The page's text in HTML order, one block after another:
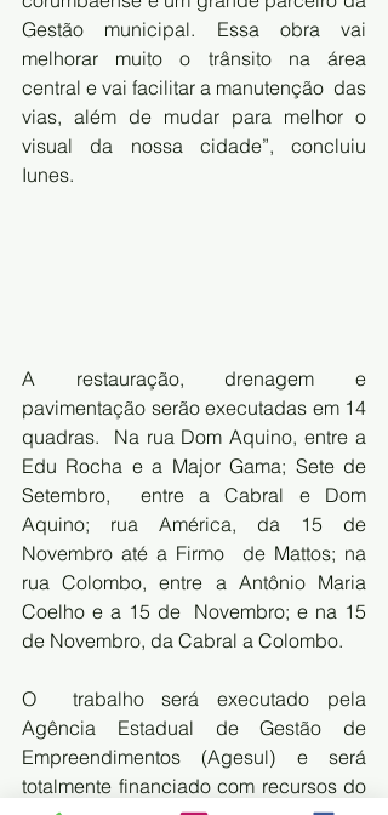
Gestão municipal. Essa obra vai
melhorar muito o trânsito na área
central e vai facilitar a manutenção  das
vias, além de mudar para melhor o
visual da nossa cidade”, concluiu
Iunes.
A restauração, drenagem e
pavimentação serão executadas em 14
quadras.  Na rua Dom Aquino, entre a
Edu Rocha e a Major Gama; Sete de
Setembro,  entre a Cabral e Dom
Aquino; rua América, da 15 de
Novembro até a Firmo  de Mattos; na
rua Colombo, entre a Antônio Maria
Coelho e a 15 de  Novembro; e na 15
de Novembro, da Cabral a Colombo.
O  trabalho será executado pela
Agência Estadual de Gestão de
Empreendimentos (Agesul) e será
totalmente financiado com recursos do